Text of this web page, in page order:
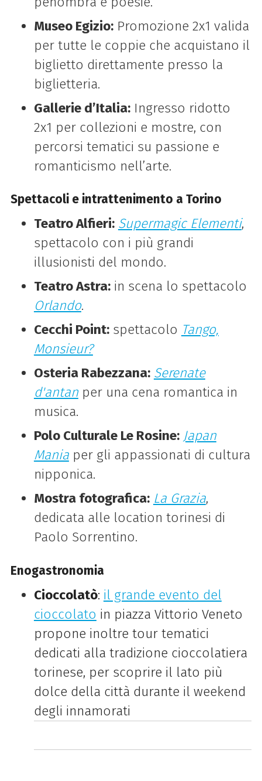
Museo Egizio:Promozione 2x1 valida
per tutte le coppie che acquistano il
biglietto direttamente presso la
biglietteria.
Gallerie d’Italia:Ingresso ridotto
2x1 per collezioni e mostre, con
percorsi tematici su passione e
romanticismo nell’arte.
Spettacoli e intrattenimento a Torino
Teatro Alfieri: Supermagic Elementi,
spettacolo con i più grandi
illusionisti del mondo.
Teatro Astra:in scena lo spettacolo
Orlando.
Cecchi Point:spettacolo Tango,
Monsieur?
Osteria Rabezzana: Serenate
d'antanper una cena romantica in
musica.
Polo Culturale Le Rosine: Japan
Maniaper gli appassionati di cultura
nipponica.
Mostra fotografica: La Grazia,
dedicata alle location torinesi di
Paolo Sorrentino.
Enogastronomia
Cioccolatò: il grande evento del
cioccolato in piazza Vittorio Veneto
propone inoltre tour tematici
dedicati alla tradizione cioccolatiera
torinese, per scoprire il lato più
dolce della città durante il weekend
degli innamorati